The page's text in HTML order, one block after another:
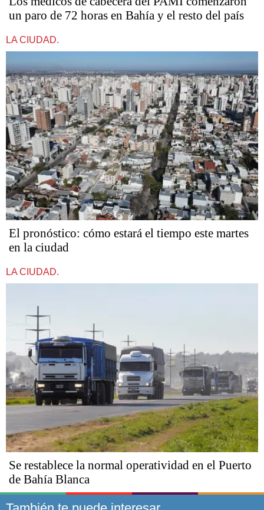
un paro de 72 horas en Bahía y el resto del país
LA CIUDAD.
El pronóstico: cómo estará el tiempo este martes
en la ciudad
LA CIUDAD.
Se restablece la normal operatividad en el Puerto
de Bahía Blanca